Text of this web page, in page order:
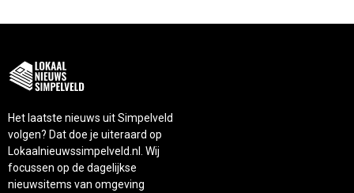
Het laatste nieuws uit Simpelveld
volgen? Dat doe je uiteraard op
Lokaalnieuwssimpelveld.nl. Wij
focussen op de dagelijkse
nieuwsitems van omgeving